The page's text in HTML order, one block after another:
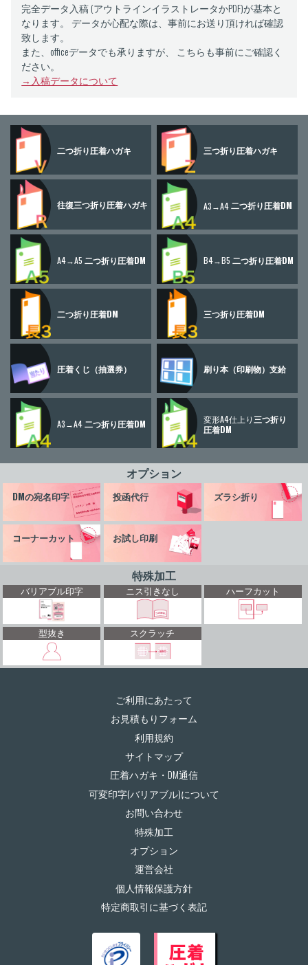
完全データ入稿 (アウトラインイラストレータかPDF)が基本と
なります。 データが心配な際は、事前にお送り頂ければ確認
致します。
また、officeデータでも承りますが、 こちらも事前にご確認く
ださい。
→入稿データについて
二つ折り圧着ハガキ 三つ折り圧着ハガキ
往復三つ折り圧着ハガキ A3→A4二つ折り圧着DM
A4→A5 二つ折り圧着DM B4→B5 二つ折り圧着DM
二つ折り圧着DM 三つ折り圧着DM
圧着くじ （抽選券） 刷り本（印刷物） 支給
A3→A4二つ折り圧着DM 変形A4仕上り 三つ折り
圧着DM
オプション
DMの宛名印字 投函代行 ズラシ折り
コーナーカット お試し印刷
特殊加工
バリアブル印字 ニス引きなし ハーフカット
型抜き スクラッチ
ご利用にあたって
お見積もりフォーム
利用規約
サイトマップ
圧着ハガキ・DM通信
可変印字(バリアブル)について
お問い合わせ
特殊加工
オプション
運営会社
個人情報保護方針
特定商取引に基づく表記